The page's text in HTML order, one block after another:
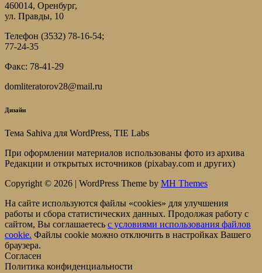
460014, Оренбург,
ул. Правды, 10
Телефон (3532) 78-16-54;
77-24-35
Факс: 78-41-29
domliteratorov28@mail.ru
Дизайн
Тема Sahiva для WordPress, TIE Labs
При оформлении материалов использованы фото из архива
Редакции и открытых источников (pixabay.com и других)
Copyright © 2026 | WordPress Theme by MH Themes
На сайте используются файлы «cookies» для улучшения
работы и сбора статистических данных. Продолжая работу с
сайтом, Вы соглашаетесь c условиями использования файлов
cookie. Файлы cookie можно отключить в настройках Вашего
браузера.
Согласен
Политика конфиденциальности